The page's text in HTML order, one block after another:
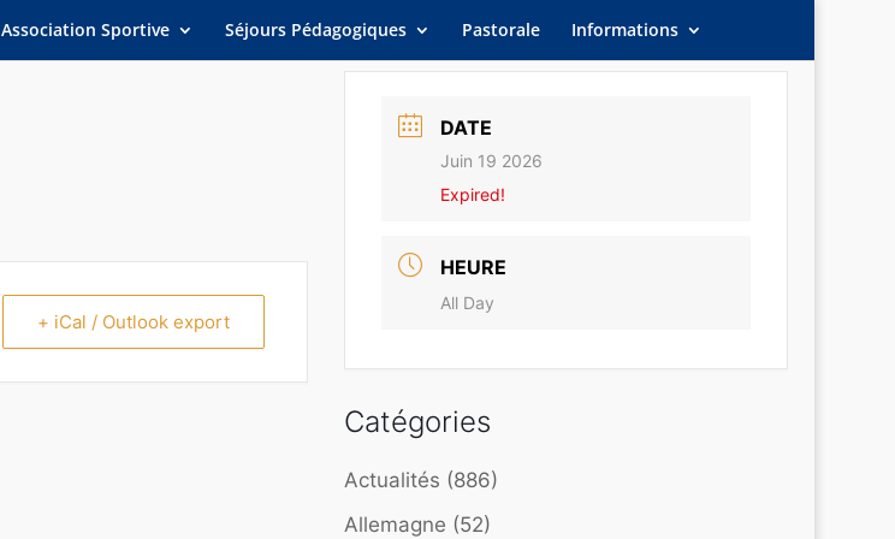
Association Sportive Séjours Pédagogiques Pastorale Informations
+ iCal / Outlook export
DATE
Juin 19 2026
Expired!
HEURE
All Day
Catégories
Actualités (886)
Allemagne (52)